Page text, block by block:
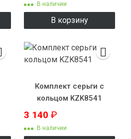
В наличии
В корзину
Комплект серьги с
кольцом KZK8541
3 140 ₽
В наличии